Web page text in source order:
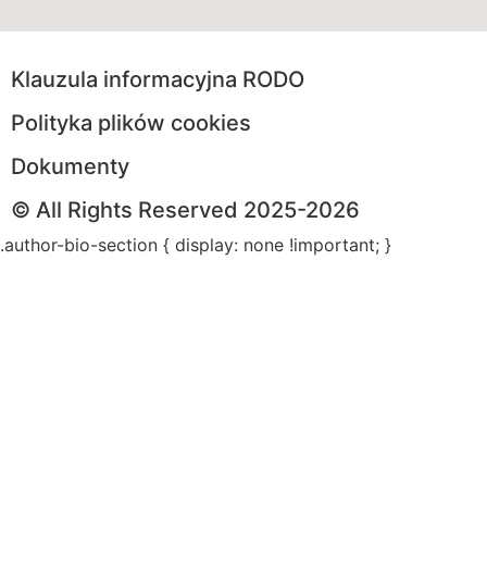
Klauzula informacyjna RODO
Polityka plików cookies
Dokumenty
© All Rights Reserved 2025-2026
.author-bio-section { display: none !important; }